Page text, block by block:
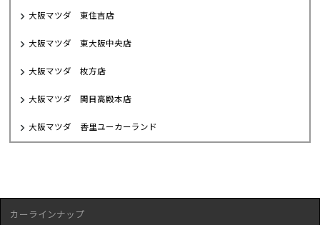
大阪マツダ 東住吉店
大阪マツダ 東大阪中央店
大阪マツダ 枚方店
大阪マツダ 関目高殿本店
大阪マツダ 香里ユーカーランド
カーラインナップ